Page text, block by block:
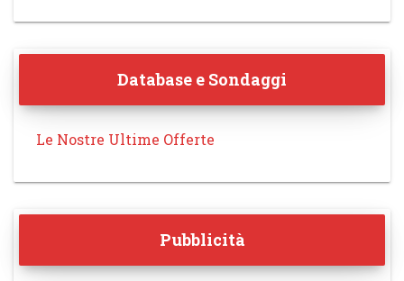
Database e Sondaggi
Le Nostre Ultime Offerte
Pubblicità